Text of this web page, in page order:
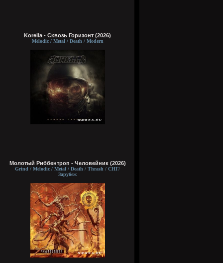
Korella - Сквозь Горизонт (2026)
Melodic / Metal / Death / Modern
Молотый Риббентроп - Человейник (2026)
Grind / Melodic / Metal / Death / Thrash / СНГ/
Зарубеж